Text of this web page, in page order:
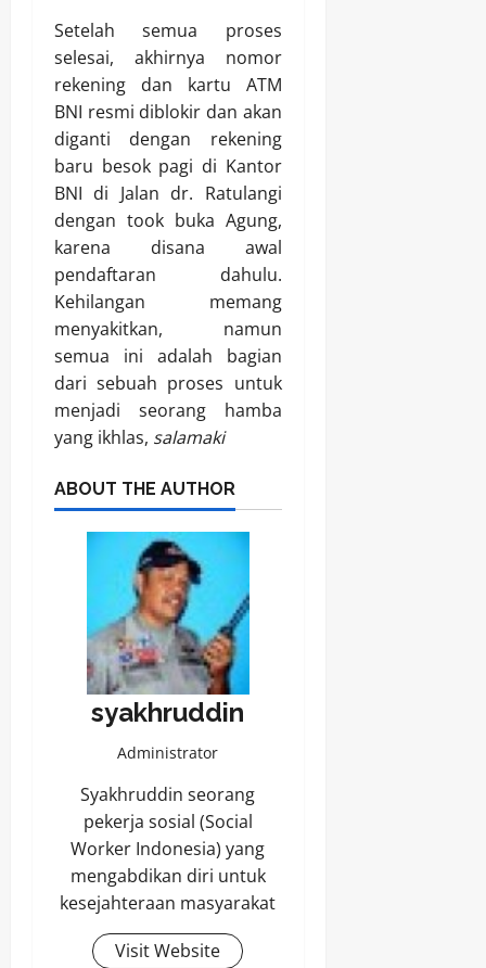
Setelah semua proses
selesai, akhirnya nomor
rekening dan kartu ATM
BNI resmi diblokir dan akan
diganti dengan rekening
baru besok pagi di Kantor
BNI di Jalan dr. Ratulangi
dengan took buka Agung,
karena disana awal
pendaftaran dahulu.
Kehilangan memang
menyakitkan, namun
semua ini adalah bagian
dari sebuah proses untuk
menjadi seorang hamba
yang ikhlas, salamaki
ABOUT THE AUTHOR
syakhruddin
Administrator
Syakhruddin seorang
pekerja sosial (Social
Worker Indonesia) yang
mengabdikan diri untuk
kesejahteraan masyarakat
Visit Website